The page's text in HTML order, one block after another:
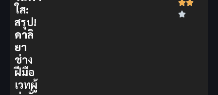
ใส:
สรุป!
ดาลิ
ยา
ช่าง
ฝีมือ
เวทผู้